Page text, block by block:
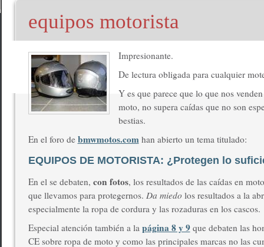
equipos motorista
Impresionante.
De lectura obligada para cualquier
Y es que parece que lo que nos
moto, no supera caídas que no son
bestias.
En el foro de bmwmotos.comhan abierto un tema titulado:
EQUIPOS DE MOTORISTA: ¿Protegen lo
En el se debaten, con fotos, los resultados de las caídas en
que llevamos para protegernos. Da miedo los resultados a la
especialmente la ropa de cordura y las rozaduras en los cascos.
Especial atención también a la página 8 y 9que debaten las
CE sobre ropa de moto y como las principales marcas no las